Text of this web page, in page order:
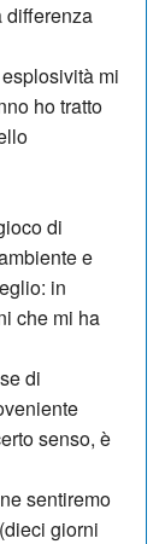
differenza
mi
ho tratto
di
e
in
che mi ha
di
senso, è
sentiremo
giorni